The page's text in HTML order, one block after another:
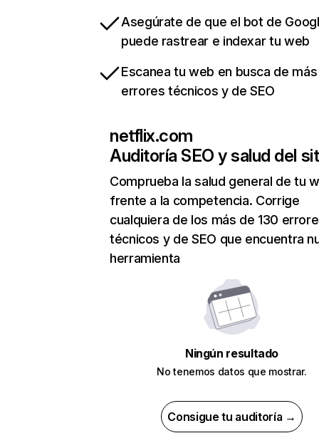
Asegúrate de que el bot de
puede rastrear e indexar tu web
Escanea tu web en busca de
errores técnicos y de SEO
netflix.com
Auditoría SEO y salud del
Comprueba la salud general de tu
frente a la competencia. Corrige
cualquiera de los más de 130
técnicos y de SEO que encuentra
herramienta
Ningún resultado
No tenemos datos que mostrar.
Consigue tu auditoría →